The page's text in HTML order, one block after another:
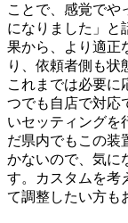
ことで、感覚でや
になりました」と
果から、より適正
り、依頼者側も状
これまでは必要に
つでも自店で対応
いセッティングを
だ県内でもこの装
かないので、気に
す。カスタムを考
て調整したい方も